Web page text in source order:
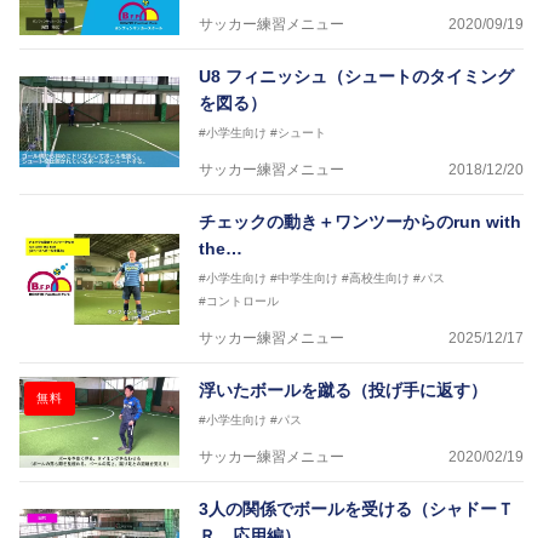
横山 哲久
ASV ペスカドーラ町田 監督、FC VIGORE 監督
【資格】
日本サッカー協会公認B級ライセンス・日本サッカー
協会公認フットサルB級ライセンス
サッカー練習メニュー 2020/09/19
U8 フィニッシュ（シュートのタイミング
を図る）
#小学生向け #シュート
サッカー練習メニュー 2018/12/20
チェックの動き＋ワンツーからのrun with
the…
#小学生向け #中学生向け #高校生向け #パス
#コントロール
サッカー練習メニュー 2025/12/17
無料 浮いたボールを蹴る（投げ手に返す）
#小学生向け #パス
サッカー練習メニュー 2020/02/19
3人の関係でボールを受ける（シャドーＴ